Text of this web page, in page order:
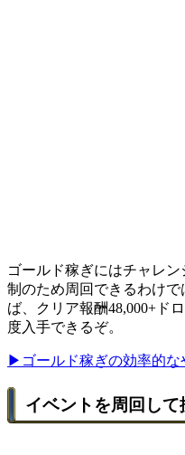
ゴールド稼ぎにはチャレ
制のため周回できるわけ
ば、クリア報酬48,000+ド
度入手できるぞ。
▶ゴールド稼ぎの効率的な
イベントを周回して